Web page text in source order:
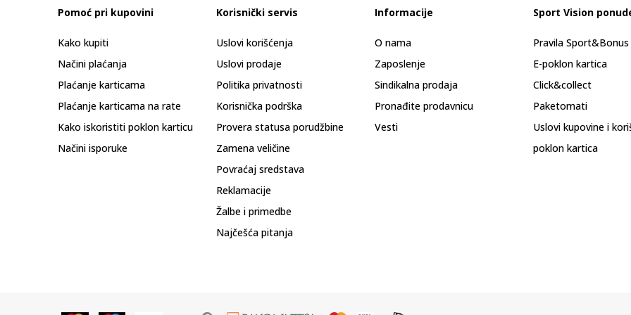
Pomoć pri kupovini
Kako kupiti
Načini plaćanja
Plaćanje karticama
Plaćanje karticama na rate
Kako iskoristiti poklon karticu
Načini isporuke
Korisnički servis
Uslovi korišćenja
Uslovi prodaje
Politika privatnosti
Korisnička podrška
Provera statusa porudžbine
Zamena veličine
Povraćaj sredstava
Reklamacije
Žalbe i primedbe
Najčešća pitanja
Informacije
O nama
Zaposlenje
Sindikalna prodaja
Pronađite prodavnicu
Vesti
Sport Vision
Pravila
E-poklon kartica
Click&collect
Paketomati
Uslovi kupovine i
poklon kartica